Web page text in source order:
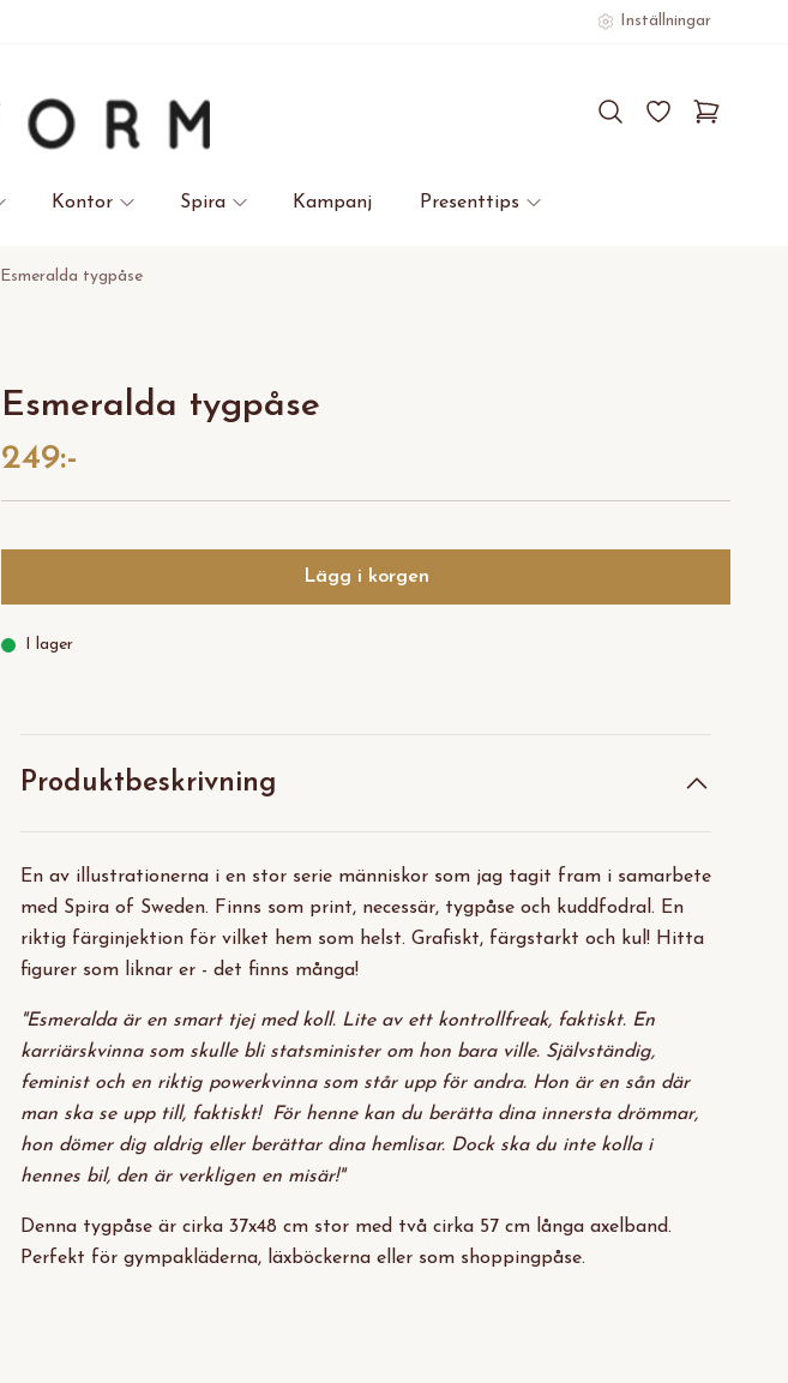
Inställningar
Kontor Spira Kampanj Presenttips
Esmeralda tygpåse
Esmeralda tygpåse
249:-
Lägg i korgen
I lager
Produktbeskrivning
En av illustrationerna i en stor serie människor som jag tagit fram i samarbete
med Spira of Sweden. Finns som print, necessär, tygpåse och kuddfodral. En
riktig färginjektion för vilket hem som helst. Grafiskt, färgstarkt och kul! Hitta
figurer som liknar er - det finns många!
"Esmeralda är en smart tjej med koll. Lite av ett kontrollfreak, faktiskt. En
karriärskvinna som skulle bli statsminister om hon bara ville. Självständig,
feminist och en riktig powerkvinna som står upp för andra. Hon är en sån där
man ska se upp till, faktiskt! För henne kan du berätta dina innersta drömmar,
hon dömer dig aldrig eller berättar dina hemlisar. Dock ska du inte kolla i
hennes bil, den är verkligen en misär!"
Denna tygpåse är cirka 37x48 cm stor med två cirka 57 cm långa axelband.
Perfekt för gympakläderna, läxböckerna eller som shoppingpåse.